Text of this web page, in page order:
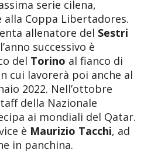
serie cilena,
Coppa Libertadores.
allenatore del Sestri
successivo è
del Torino al fianco di
cui lavorerà poi anche al
2022. Nell’ottobre
della Nazionale
ai mondiali del Qatar.
è Maurizio Tacchi, ad
in panchina.